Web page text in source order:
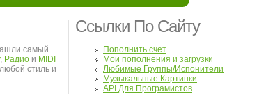
самый
, Радио и MIDI
стиль и
Ссылки По Сайту
Пополнить счет
Мои пополнения и загрузки
Любимые Группы/Испонители
Музыкальные Картинки
API Для Програмистов